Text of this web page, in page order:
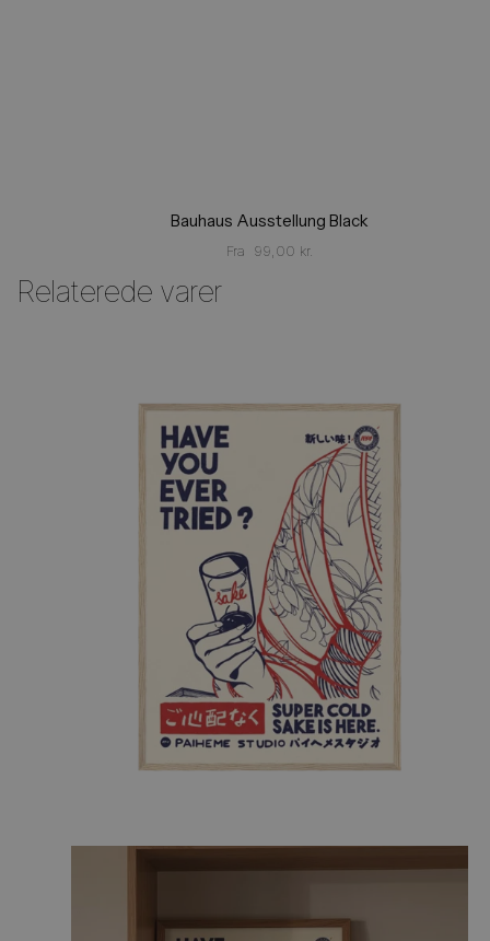
Bauhaus Ausstellung Black
Fra 99,00 kr.
Relaterede varer